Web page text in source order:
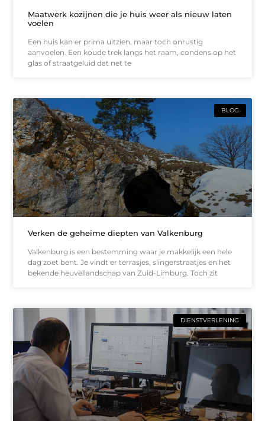
Maatwerk kozijnen die je huis weer als nieuw laten
voelen
Een huis kan er prima uitzien, maar toch onrustig
aanvoelen. Een koude trek langs het raam, condens op het
glas of straatgeluid dat net te
BLOG
Verken de geheime diepten van Valkenburg
Valkenburg is een bestemming waar je makkelijk een hele
dag zoet bent. Je vindt er terrasjes, slingerstraatjes en het
bekende heuvellandschap van Zuid-Limburg. Toch zit
DIENSTVERLENING